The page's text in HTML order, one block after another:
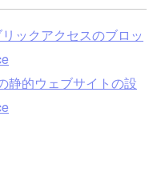
ックアクセスのブロッ
静的ウェブサイトの設